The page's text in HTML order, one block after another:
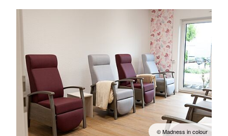
© Madness in colour